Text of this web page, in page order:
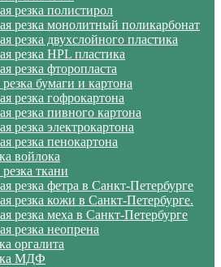
резка полистирол
резка монолитный поликарбонат
резка двухслойного пластика
резка HPL пластика
резка фторопласта
бумаги и картона
резка гофрокартона
резка пивного картона
резка электрокартона
резка пенокартона
войлока
ткани
резка фетра в Санкт-Петербурге
резка кожи в Санкт-Петербурге.
резка меха в Санкт-Петербурге
резка неопрена
оргалита
МДФ